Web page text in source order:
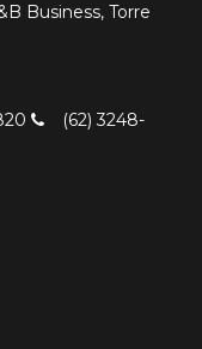
Business, Torre
(62) 3248-